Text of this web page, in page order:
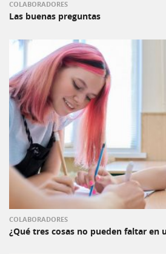
COLABORADORES
Las buenas preguntas
COLABORADORES
¿Qué tres cosas no pueden faltar en